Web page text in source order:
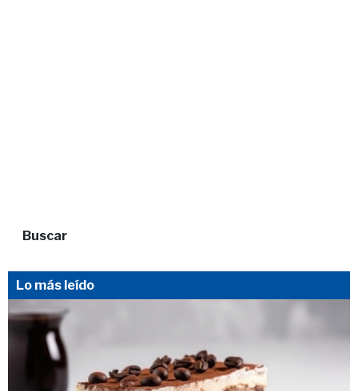
Buscar
Lo más leído